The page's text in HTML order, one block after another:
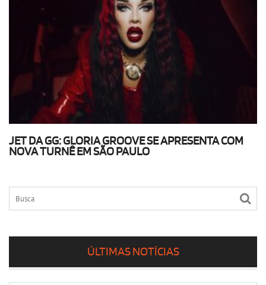
JET DA GG: GLORIA GROOVE SE APRESENTA COM
NOVA TURNÊ EM SÃO PAULO
ÚLTIMAS NOTÍCIAS